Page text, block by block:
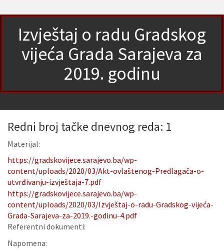
Izvještaj o radu Gradskog
vijeća Grada Sarajeva za
2019. godinu
Redni broj tačke dnevnog reda: 1
Materijal:
https://gradskovijece.sarajevo.ba/wp-
content/uploads/2020/03/Akt-ovlaštenog-Predlagača-o-
utvrđivanju-izvještaja-7.pdf
https://gradskovijece.sarajevo.ba/wp-
content/uploads/2020/03/Izvještaj-o-radu-Gradskog-vijeća-
Grada-Sarajeva-za-2019.-godinu-4.pdf
Referentni dokumenti:
Napomena: